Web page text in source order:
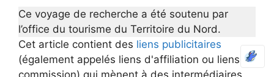
Ce voyage de recherche a été soutenu par
l’office du tourisme du Territoire du Nord.
Cet article contient des liens publicitaires
(également appelés liens d'affiliation ou liens de